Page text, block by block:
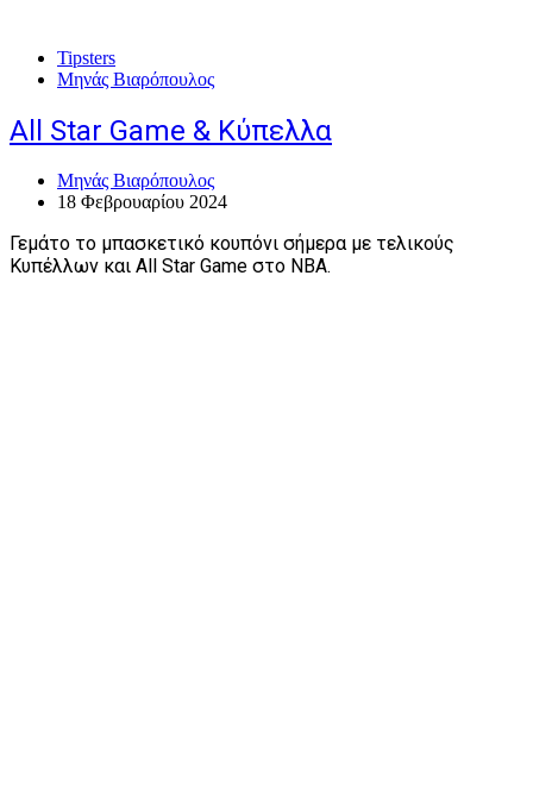
Tipsters
Μηνάς Βιαρόπουλος
All Star Game & Κύπελλα
Μηνάς Βιαρόπουλος
18 Φεβρουαρίου 2024
Γεμάτο το μπασκετικό κουπόνι σήμερα με τελικούς
Κυπέλλων και All Star Game στο NBA.